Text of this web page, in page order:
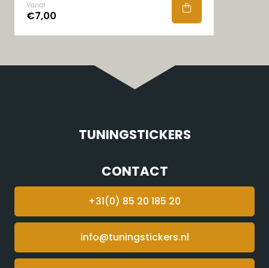
Vanaf
€7,00
TUNINGSTICKERS
CONTACT
+31(0) 85 20 185 20
info@tuningstickers.nl